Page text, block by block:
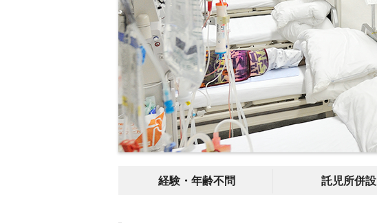
経験・年齢不問 託児所併設